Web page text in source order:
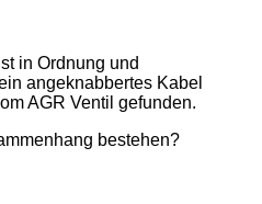
in Ordnung und
angeknabbertes Kabel
AGR Ventil gefunden.
bestehen?